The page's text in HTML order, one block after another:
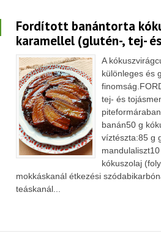
Fordított banántorta
karamellel (glutén-, tej-
A
különleges és
tej- és
banán50 g
víztészta:85 g
kókuszolaj
mokkáskanál étkezési
teáskanál...